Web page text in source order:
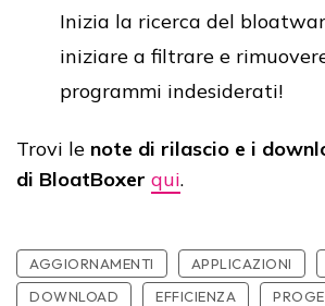
Inizia la ricerca del
iniziare a filtrare e
programmi indesiderati!
Trovi le note di rilascio e i
di BloatBoxer qui.
AGGIORNAMENTI APPLICAZIONI
DOWNLOAD
EFFICIENZA